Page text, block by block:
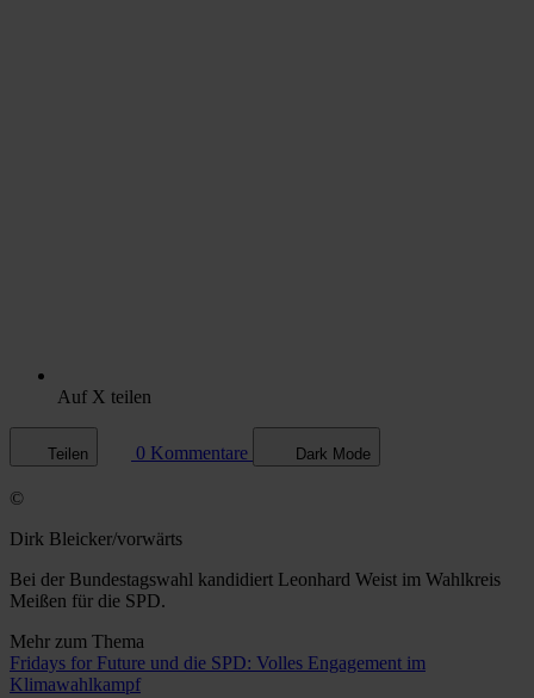
Auf X teilen
Teilen 0 Kommentare Dark Mode
©
Dirk Bleicker/vorwärts
Bei der Bundestagswahl kandidiert Leonhard Weist im Wahlkreis
Meißen für die SPD.
Mehr zum Thema
Fridays for Future und die SPD: Volles Engagement im
Klimawahlkampf